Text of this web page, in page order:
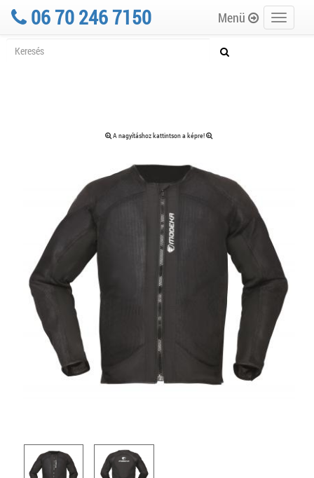
Toggle
06 70 246 7150 Menü
A nagyításhoz kattintson a képre!